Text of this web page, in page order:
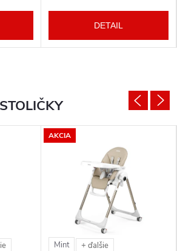
DETAIL
AKCIA
Mint + ďalšie